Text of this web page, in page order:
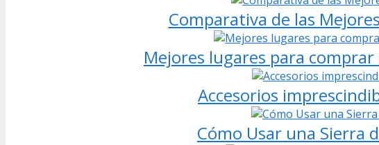
Comparativa de las
Mejores lugares para
Accesorios
Cómo Usar una Sierra